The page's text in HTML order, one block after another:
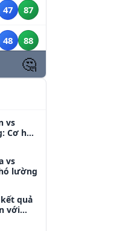
47 87
48 88
89
51 91
52
53 93
🤔
vs
Cơ hội
vs
lường
quả
với